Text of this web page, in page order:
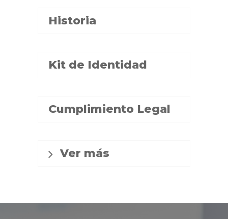
Historia
Kit de Identidad
Cumplimiento Legal
Ver más